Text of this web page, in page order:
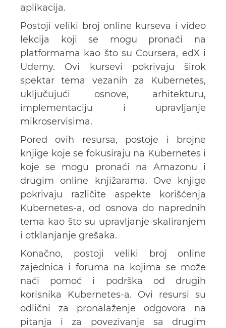
aplikacija.
Postoji veliki broj online kurseva i video
lekcija koji se mogu pronaći na
platformama kao što su Coursera, edX i
Udemy. Ovi kursevi pokrivaju širok
spektar tema vezanih za Kubernetes,
uključujući osnove, arhitekturu,
implementaciju i upravljanje
mikroservisima.
Pored ovih resursa, postoje i brojne
knjige koje se fokusiraju na Kubernetes i
koje se mogu pronaći na Amazonu i
drugim online knjižarama. Ove knjige
pokrivaju različite aspekte korišćenja
Kubernetes-a, od osnova do naprednih
tema kao što su upravljanje skaliranjem
i otklanjanje grešaka.
Konačno, postoji veliki broj online
zajednica i foruma na kojima se može
naći pomoć i podrška od drugih
korisnika Kubernetes-a. Ovi resursi su
odlični za pronalaženje odgovora na
pitanja i za povezivanje sa drugim